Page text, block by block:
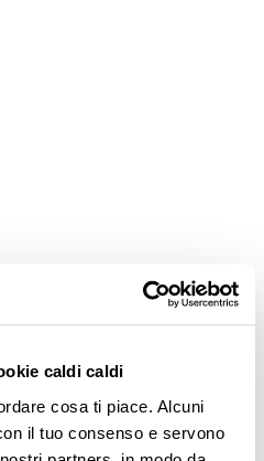
caldi caldi
cosa ti piace. Alcuni
il tuo consenso e servono